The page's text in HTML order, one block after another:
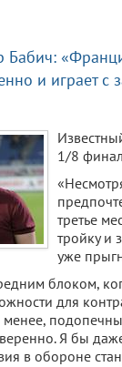
Бабич:
и играет с
1/8
третье
тройку и
уже
блоком,
для
Я бы
в обороне